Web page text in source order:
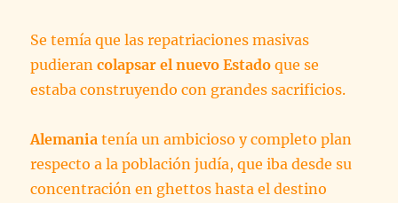
Se temía que las repatriaciones masivas
pudierancolapsar el nuevo Estado que se
estaba construyendo con grandes sacrificios.
Alemania tenía un ambicioso y completo plan
respecto a la población judía, que iba desde su
concentración en ghettos hasta el destino